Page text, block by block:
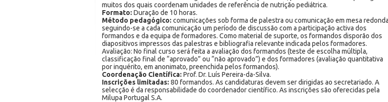
muitos dos quais coordenam unidades de referência de nutrição pediátrica.
Formato: Duração de 10 horas.
Método pedagógico: comunicações sob forma de palestra ou comunicação em mesa
seguindo-se a cada comunicação um período de discussão com a participação activa dos
formandos e da equipa de formadores. Como material de suporte, os formandos disporão dos
diapositivos impressos das palestras e bibliografia relevante indicada pelos formadores.
Avaliação: No final curso será feita a avaliação dos formandos (teste de escolha múltipla,
classificação final de “aprovado” ou “não aprovado”) e dos formadores (avaliação quantitativa
por inquérito, em anonimato, preenchida pelos formandos).
Coordenação Científica: Prof. Dr. Luís Pereira-da-Silva.
Inscrições limitadas: 80 formandos. As candidaturas devem ser dirigidas ao secretariado. A
selecção é da responsabilidade do coordenador científico. As inscrições são oferecidas pela
Milupa Portugal S.A.